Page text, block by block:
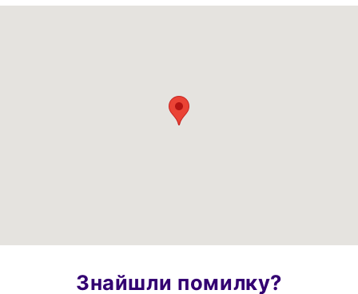
Знайшли помилку?